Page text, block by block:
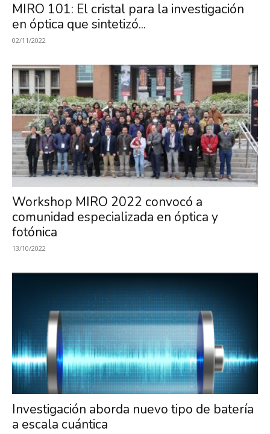
MIRO 101: El cristal para la investigación
en óptica que sintetizó...
02/11/2022
Workshop MIRO 2022 convocó a
comunidad especializada en óptica y
fotónica
13/10/2022
Investigación aborda nuevo tipo de batería
a escala cuántica